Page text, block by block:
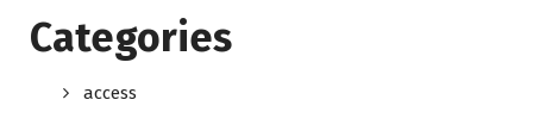
Categories
access